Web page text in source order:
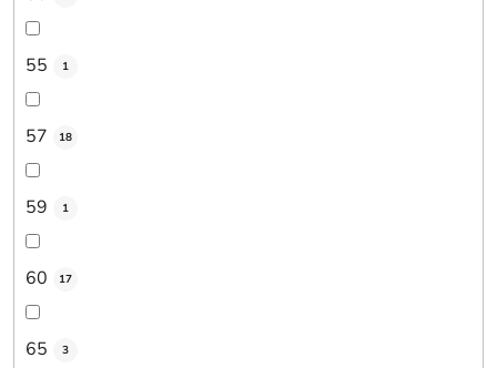
55 1
57 18
59 1
60 17
65 3